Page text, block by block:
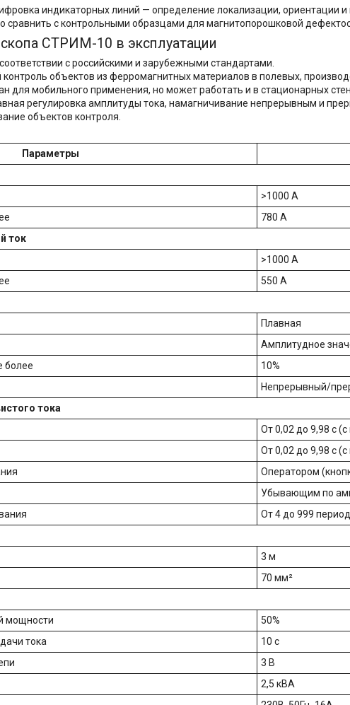
индикаторных линий — определение локализации, ориентации
сравнить с контрольными образцами для магнитопорошковой
СТРИМ-10 в эксплуатации
с российскими и зарубежными стандартами.
объектов из ферромагнитных материалов в полевых,
для мобильного применения, но может работать и в стационарных
регулировка амплитуды тока, намагничивание непрерывным и
объектов контроля.
Параметры
>1000 А
780 А
ток
>1000 А
550 А
Плавная
Амплитудное
более
10%
Непрерывный/
тока
От 0,02 до 9,98 с
От 0,02 до 9,98 с
Оператором
Убывающим по
От 4 до 999
3 м
70 мм²
мощности
50%
тока
10 с
3 В
2,5 кВА